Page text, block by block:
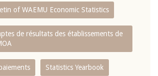
of WAEMU Economic Statistics
de résultats des établissements de
Statistics Yearbook